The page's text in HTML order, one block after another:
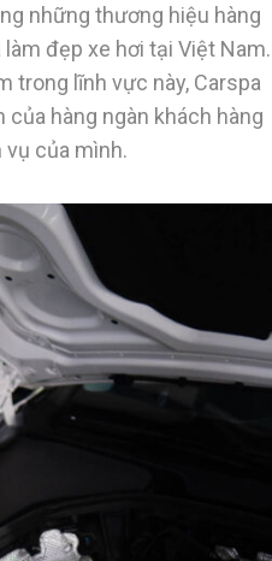
những thương hiệu hàng
đẹp xe hơi tại Việt Nam.
trong lĩnh vực này, Carspa
hàng ngàn khách hàng
của mình.